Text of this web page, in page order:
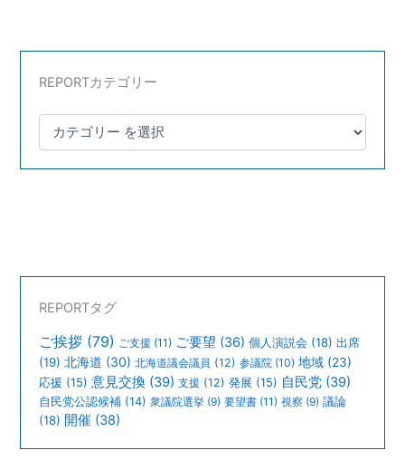
REPORTカテゴリー
REPORTタグ
ご挨拶 (79) ご支援 (11) ご要望 (36) 個人演説会 (18) 出席
(19) 北海道 (30) 北海道議会議員 (12) 参議院 (10) 地域 (23)
応援 (15) 意見交換 (39) 支援 (12) 発展 (15) 自民党 (39)
自民党公認候補 (14) 衆議院選挙 (9) 要望書 (11) 視察 (9) 議論
(18) 開催 (38)